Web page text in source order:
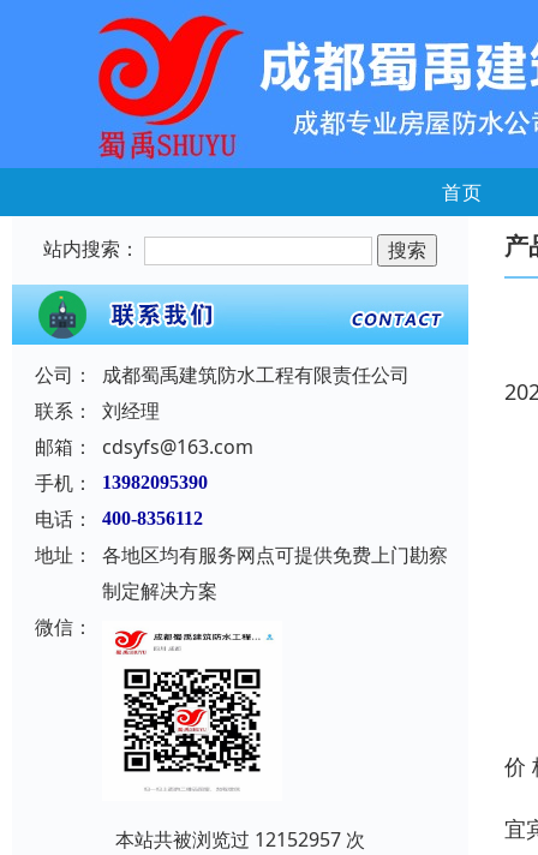
首页
站内搜索：
公司：
成都蜀禹建筑防水工程有限责任公司
联系：
刘经理
邮箱：
cdsyfs@163.com
手机：
13982095390
电话： 400-8356112
地址：
各地区均有服务网点可提供免费上门勘察
制定解决方案
微信：
本站共被浏览过 12152957 次
产
价
宜